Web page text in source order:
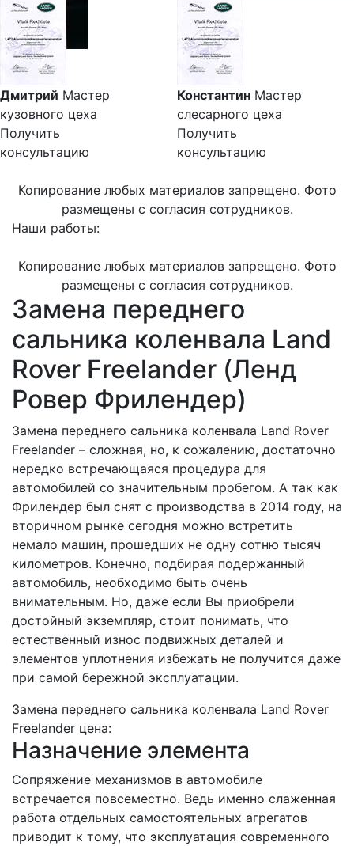
Дмитрий Мастер
кузовного цеха
Получить
консультацию
Константин Мастер
слесарного цеха
Получить
консультацию
Копирование любых материалов запрещено. Фото
размещены с согласия сотрудников.
Наши работы:
Копирование любых материалов запрещено. Фото
размещены с согласия сотрудников.
Замена переднего
сальника коленвала Land
Rover Freelander (Ленд
Ровер Фрилендер)
Замена переднего сальника коленвала Land Rover
Freelander – сложная, но, к сожалению, достаточно
нередко встречающаяся процедура для
автомобилей со значительным пробегом. А так как
Фрилендер был снят с производства в 2014 году, на
вторичном рынке сегодня можно встретить
немало машин, прошедших не одну сотню тысяч
километров. Конечно, подбирая подержанный
автомобиль, необходимо быть очень
внимательным. Но, даже если Вы приобрели
достойный экземпляр, стоит понимать, что
естественный износ подвижных деталей и
элементов уплотнения избежать не получится даже
при самой бережной эксплуатации.
Замена переднего сальника коленвала Land Rover
Freelander цена:
Назначение элемента
Сопряжение механизмов в автомобиле
встречается повсеместно. Ведь именно слаженная
работа отдельных самостоятельных агрегатов
приводит к тому, что эксплуатация современного